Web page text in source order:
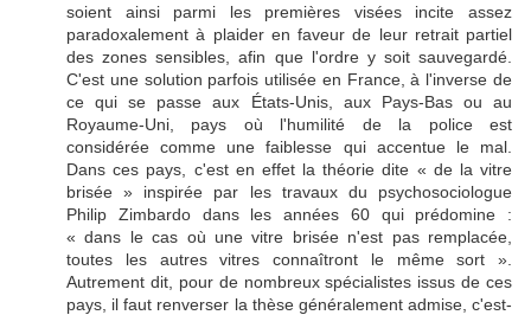
soient ainsi parmi les premières visées incite assez
paradoxalement à plaider en faveur de leur retrait partiel
des zones sensibles, afin que l'ordre y soit sauvegardé.
C'est une solution parfois utilisée en France, à l'inverse de
ce qui se passe aux États-Unis, aux Pays-Bas ou au
Royaume-Uni, pays où l'humilité de la police est
considérée comme une faiblesse qui accentue le mal.
Dans ces pays, c'est en effet la théorie dite « de la vitre
brisée » inspirée par les travaux du psychosociologue
Philip Zimbardo dans les années 60 qui prédomine :
« dans le cas où une vitre brisée n'est pas remplacée,
toutes les autres vitres connaîtront le même sort ».
Autrement dit, pour de nombreux spécialistes issus de ces
pays, il faut renverser la thèse généralement admise, c'est-